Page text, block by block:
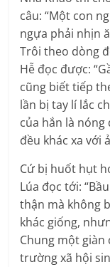
câu: “Một con
ngựa phải nhịn
Trôi theo dòng
Hễ đọc được:
cũng biết tiếp
lần bị tay lí lắc
của hắn là
đều khác xa với
Cứ bị huốt hụt
Lúa đọc tới:
thận mà không
khác giống,
Chung một
trường xã hội